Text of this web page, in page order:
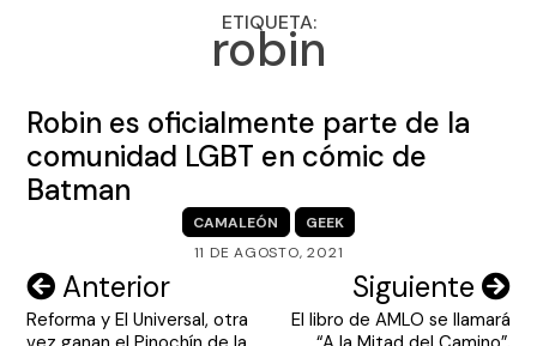
OPINIÓN
ENGLISH SECTION
ETIQUETA:
robin
Robin es oficialmente parte de la
comunidad LGBT en cómic de
Batman
CAMALEÓN
GEEK
11 DE AGOSTO, 2021
Navegación
de
Anterior
Reforma y El Universal, otra
Siguiente
El libro de AMLO se llamará